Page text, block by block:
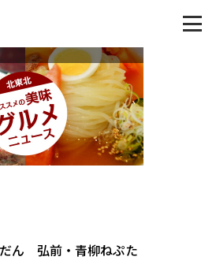
ん 弘前・青柳ねぷた